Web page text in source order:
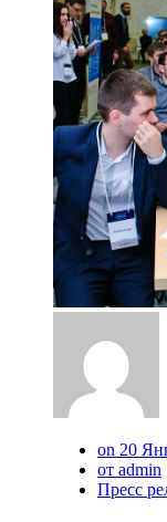
on 20
от admin
Пресс